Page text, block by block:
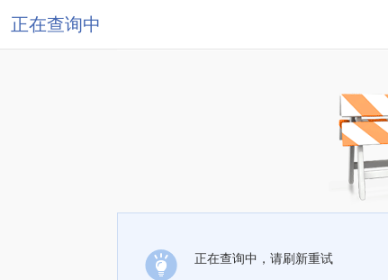
正在查询中
正在查询中，请刷新重试